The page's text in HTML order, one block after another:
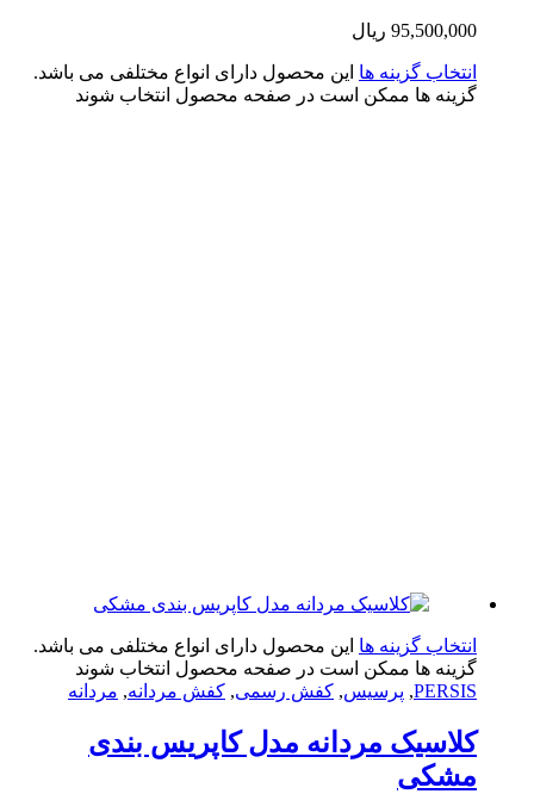
ریال
گزینه ها این محصول دارای انواع مختلفی می باشد.
ها ممکن است در صفحه محصول انتخاب شوند
گزینه ها این محصول دارای انواع مختلفی می باشد.
ها ممکن است در صفحه محصول انتخاب شوند
پرسیس, کفش رسمی, کفش مردانه, مردانه
مردانه مدل کاپریس بندی